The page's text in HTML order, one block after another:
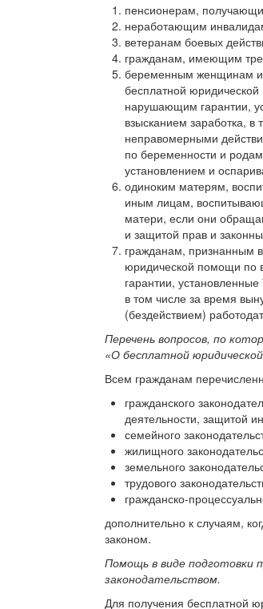
пенсионерам,
неработающим
ветеранам боевых
гражданам, имеющим
беременным женщинам и
бесплатной
нарушающим гарантии,
взысканием заработка,
неправо­мерными
по беременности и
установлением и
одиноким матерям,
иным лицам,
матери, если они
и защитой прав и
гражданам, признанным
юридической помощи по
гарантии,
в том числе за время
(без­действием)
Перечень вопросов, по
«О бесплатной
Всем гражданам
гражданского
деятельности, защитой
семейного
жилищного
земельного
трудового
гражданско-
дополнительно к случаям,
законом.
Помощь в виде подготовки
законодательством.
Для получения бесплатной